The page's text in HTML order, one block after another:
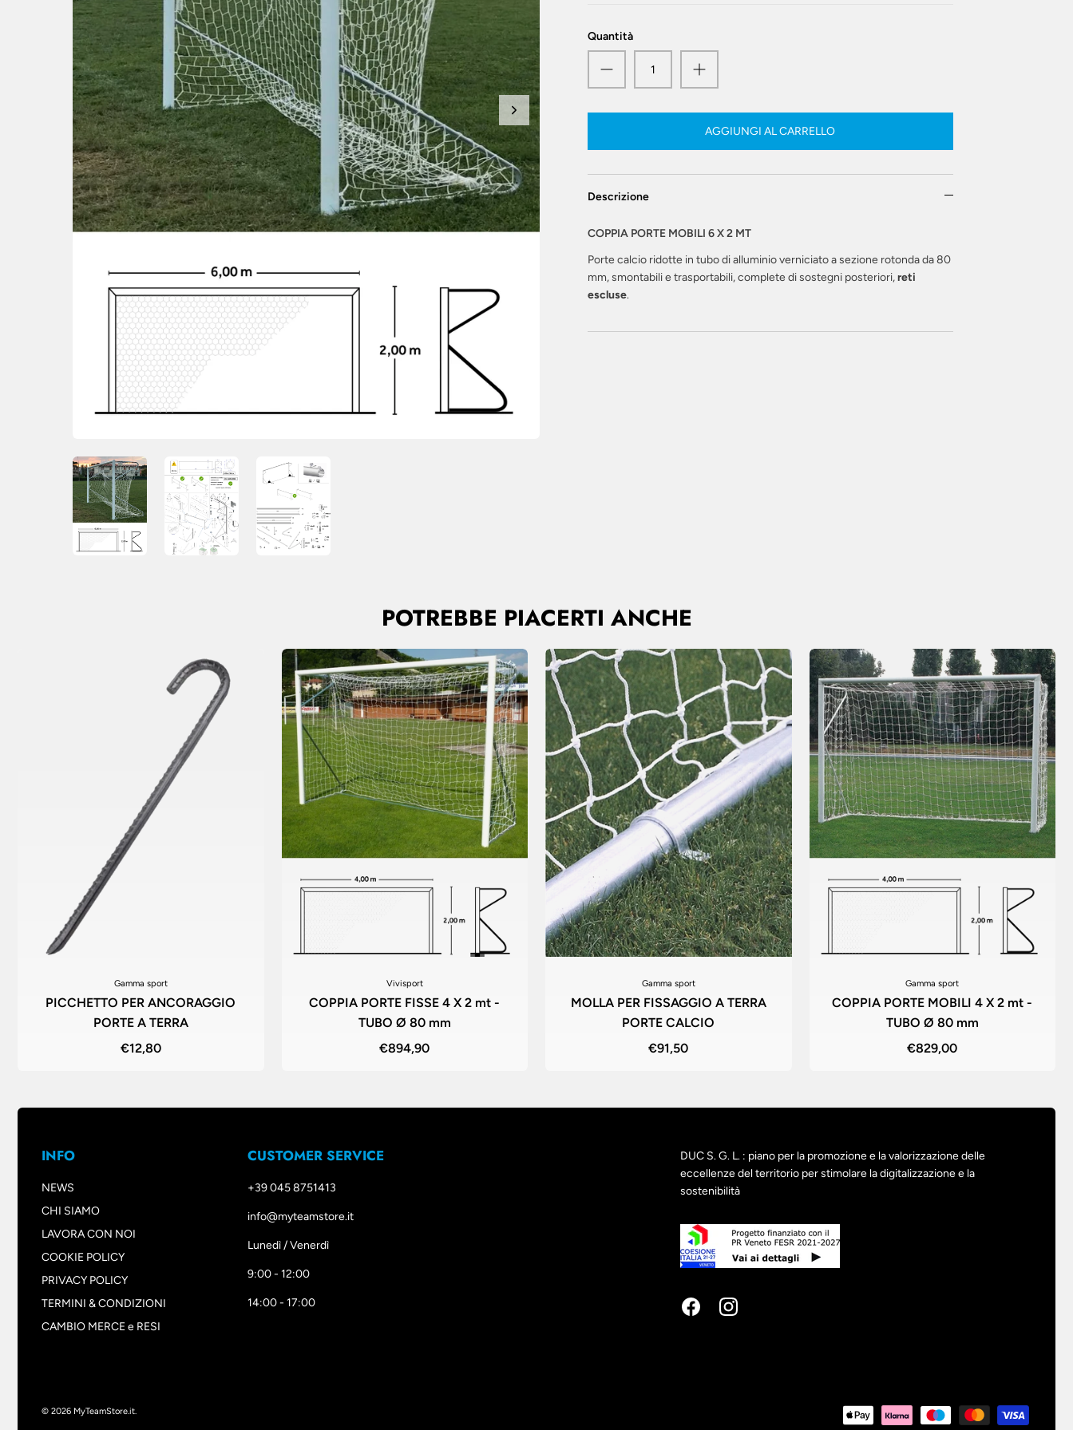
Quantità
AGGIUNGI AL CARRELLO
Descrizione
COPPIA PORTE MOBILI 6 X 2 MT
Porte calcio ridotte in tubo di alluminio verniciato a sezione rotonda da 80
mm, smontabili e trasportabili, complete di sostegni posteriori,reti
escluse.
POTREBBE PIACERTI ANCHE
Gamma sport
PICCHETTO PER ANCORAGGIO
PORTE A TERRA
€12,80
Vivisport
COPPIA PORTE FISSE 4 X 2 mt -
TUBO Ø 80 mm
€894,90
Gamma sport
MOLLA PER FISSAGGIO A TERRA
PORTE CALCIO
€91,50
Gamma sport
COPPIA PORTE MOBILI 4 X 2 mt -
TUBO Ø 80 mm
€829,00
INFO
NEWS
CHI SIAMO
LAVORA CON NOI
COOKIE POLICY
PRIVACY POLICY
TERMINI & CONDIZIONI
CAMBIO MERCE e RESI
CUSTOMER SERVICE
+39 045 8751413
info@myteamstore.it
Lunedì / Venerdì
9:00 - 12:00
14:00 - 17:00
DUC S. G. L. : piano per la promozione e la valorizzazione delle
eccellenze del territorio per stimolare la digitalizzazione e la
sostenibilità
© 2026 MyTeamStore.it.